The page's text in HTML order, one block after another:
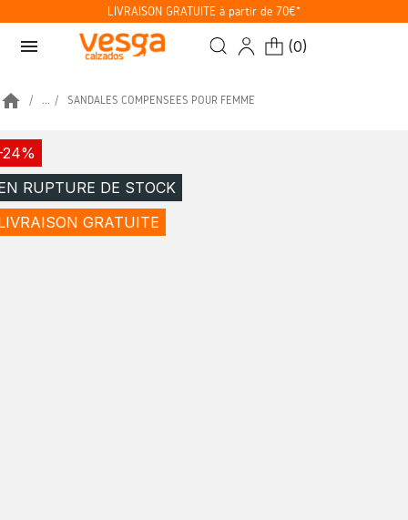
LIVRAISON GRATUITE à partir de 70€*
menu (0)
home ... SANDALES COMPENSÉES POUR FEMME
RUPTURE DE STOCK
GRATUITE